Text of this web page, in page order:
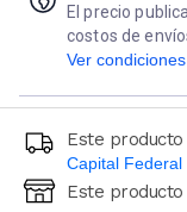
El precio
costos de
Ver condiciones
Este
Capital Federal
Ingresá código
Este